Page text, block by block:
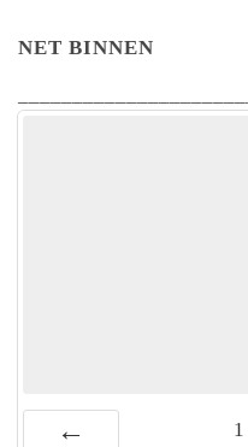
NET BINNEN
1